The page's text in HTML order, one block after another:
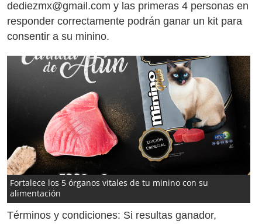
dediezmx@gmail.com y las primeras 4 personas en
responder correctamente podrán ganar un kit para
consentir a su minino.
Fortalece los 5 órganos vitales de tu minino con su
alimentación
Términos y condiciones: Si resultas ganador,